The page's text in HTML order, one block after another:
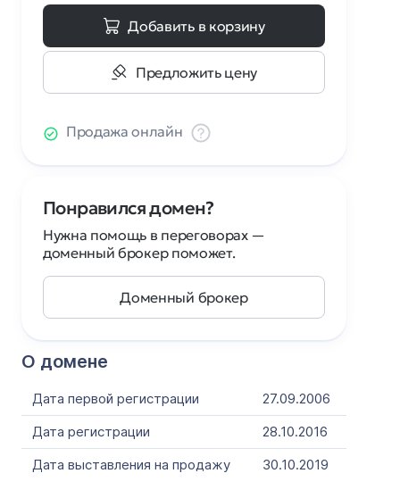
О домене
Дата первой регистрации
27.09.2006
Дата регистрации
28.10.2016
Дата выставления на продажу
30.10.2019
Добавить в корзину
Предложить цену
Продажа онлайн
Понравился домен?
Нужна помощь в переговорах —
доменный брокер поможет.
Доменный брокер